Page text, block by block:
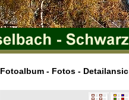
Fotoalbum - Fotos -